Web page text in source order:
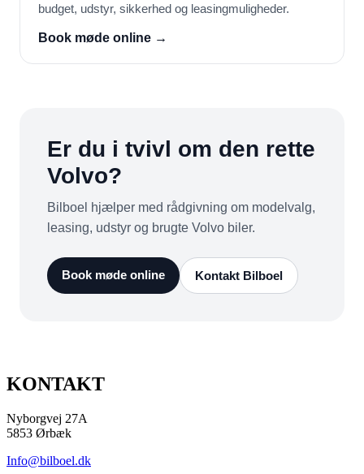
budget, udstyr, sikkerhed og leasingmuligheder.
Book møde online →
Er du i tvivl om den rette
Volvo?
Bilboel hjælper med rådgivning om modelvalg,
leasing, udstyr og brugte Volvo biler.
Book møde online Kontakt Bilboel
KONTAKT
Nyborgvej 27A
5853 Ørbæk
Info@bilboel.dk